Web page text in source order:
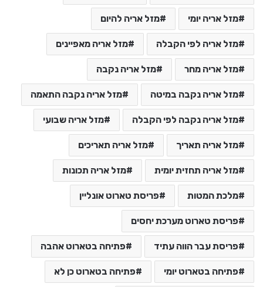
מזל אריה יומי מזל אריה להיום
מזל אריה לפי הקבלה מזל אריה מאפיינים
מזל אריה מחר מזל אריה נקבה
מזל אריה נקבה במיטה מזל אריה נקבה התאמה
מזל אריה נקבה לפי הקבלה מזל אריה שבועי
מזל אריה תאריך מזל אריה תאריכים
מזל אריה תחזית יומית מזל אריה תכונות
מלכת המטות פריסת טארוט אונליין
פריסת טארוט מערכת יחסים
פריסת עבר הווה עתיד פתיחה בטארוט אהבה
פתיחה בטארוט יומי פתיחה בטארוט כן לא